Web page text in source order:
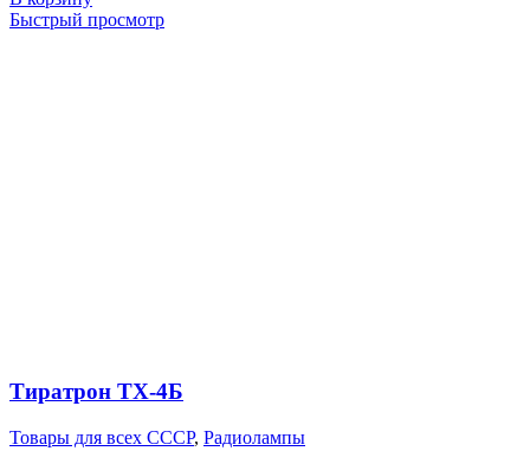
Быстрый просмотр
Тиратрон ТХ-4Б
Товары для всех СССР, Радиолампы